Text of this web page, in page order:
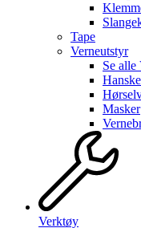
Tape
Verneutstyr
Se alle
Masker
Verktøy